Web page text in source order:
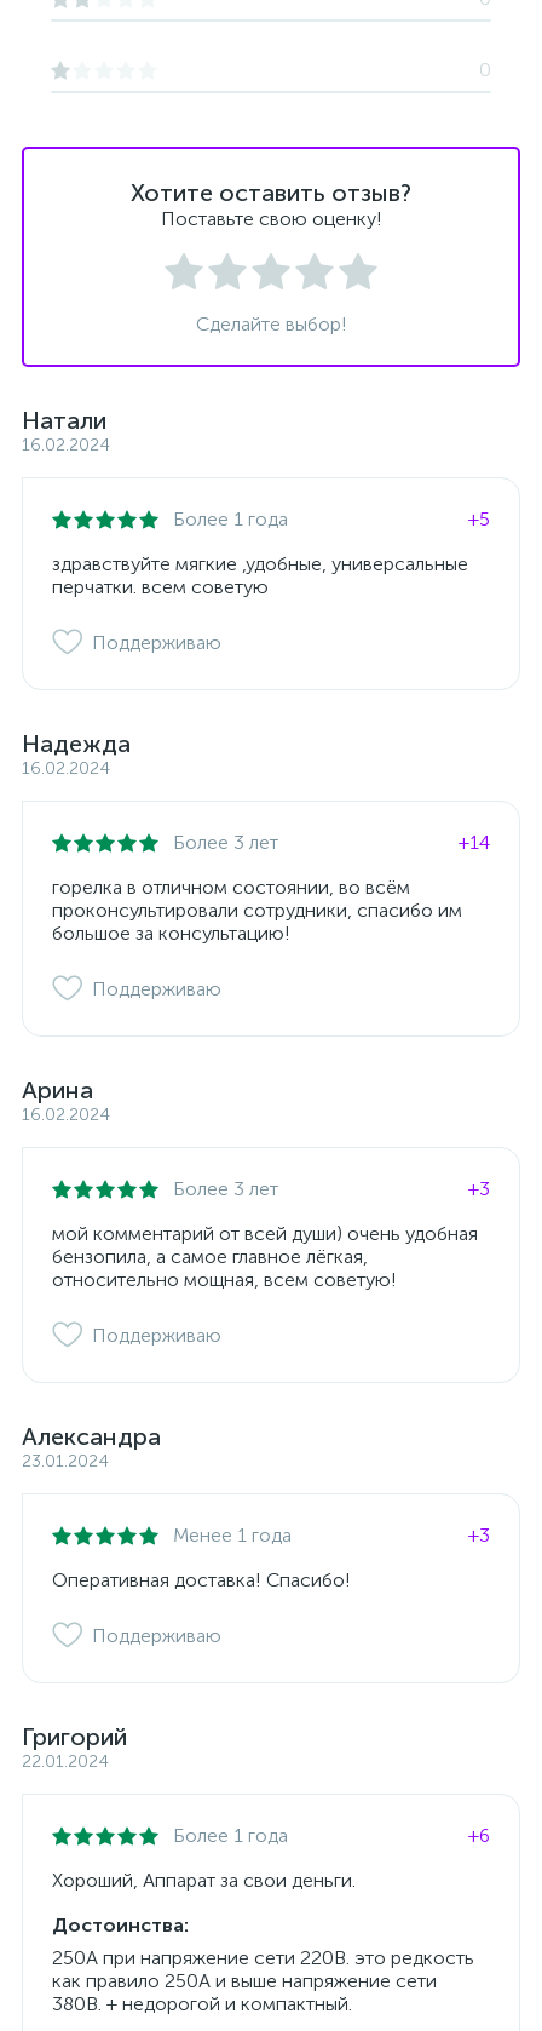
Хотите оставить отзыв?
Поставьте свою оценку!
Сделайте выбор!
Натали
16.02.2024
Более 1 года
+5
здравствуйте мягкие ,удобные, универсальные
перчатки. всем советую
Поддерживаю
Надежда
16.02.2024
Более 3 лет
+14
горелка в отличном состоянии, во всём
проконсультировали сотрудники, спасибо им
большое за консультацию!
Поддерживаю
Арина
16.02.2024
Более 3 лет
+3
мой комментарий от всей души) очень удобная
бензопила, а самое главное лёгкая,
относительно мощная, всем советую!
Поддерживаю
Александра
23.01.2024
Менее 1 года
+3
Оперативная доставка! Спасибо!
Поддерживаю
Григорий
22.01.2024
Более 1 года
+6
Хороший, Аппарат за свои деньги.
Достоинства:
250А при напряжение сети 220В. это редкость
как правило 250А и выше напряжение сети
380В. + недорогой и компактный.
0